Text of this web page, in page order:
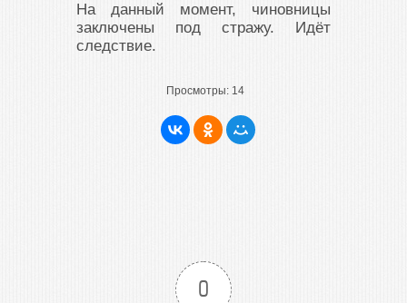
На данный момент, чиновницы
заключены под стражу. Идёт
следствие.
Просмотры: 14
0